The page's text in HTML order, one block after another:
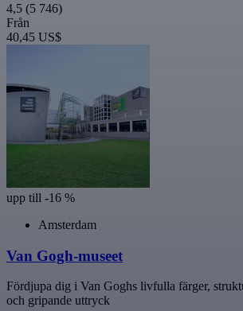
4,5 (5 746)
Från
40,45 US$
upp till -16 %
Amsterdam
Van Gogh-museet
Fördjupa dig i Van Goghs livfulla färger,
och gripande uttryck